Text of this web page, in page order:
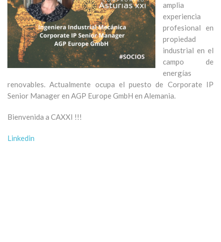
amplia
experiencia
profesional en
propiedad
industrial en el
campo de
energías
renovables. Actualmente ocupa el puesto de Corporate IP
Senior Manager en AGP Europe GmbH en Alemania.
Bienvenida a CAXXI !!!
Linkedin